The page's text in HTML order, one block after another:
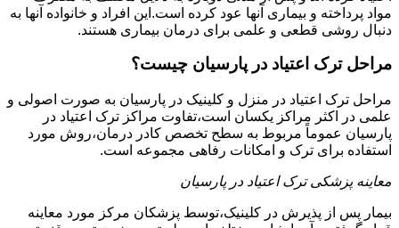
مواد پرداخته و بیماری آنها عود کرده است.این افراد و خانواده آنها به
دنبال روشی قطعی و علمی برای درمان بیماری هستند.
مراحل ترک اعتیاد در پارسیان چیست؟
مراحل ترک اعتیاد در منزل و کلینیک در پارسیان به صورت اصولی و
علمی در اکثر مراکز یکسان است،تفاوت مراکز ترک اعتیاد در
پارسیان عموماً مربوط به سطح تخصص کادر درمان،روش مورد
استفاده برای ترک و امکانات رفاهی مجموعه است.
معاینه پزشکی ترک اعتیاد در پارسیان
بیمار پس از پذیرش در کلینیک،توسط پزشکان مرکز مورد معاینه